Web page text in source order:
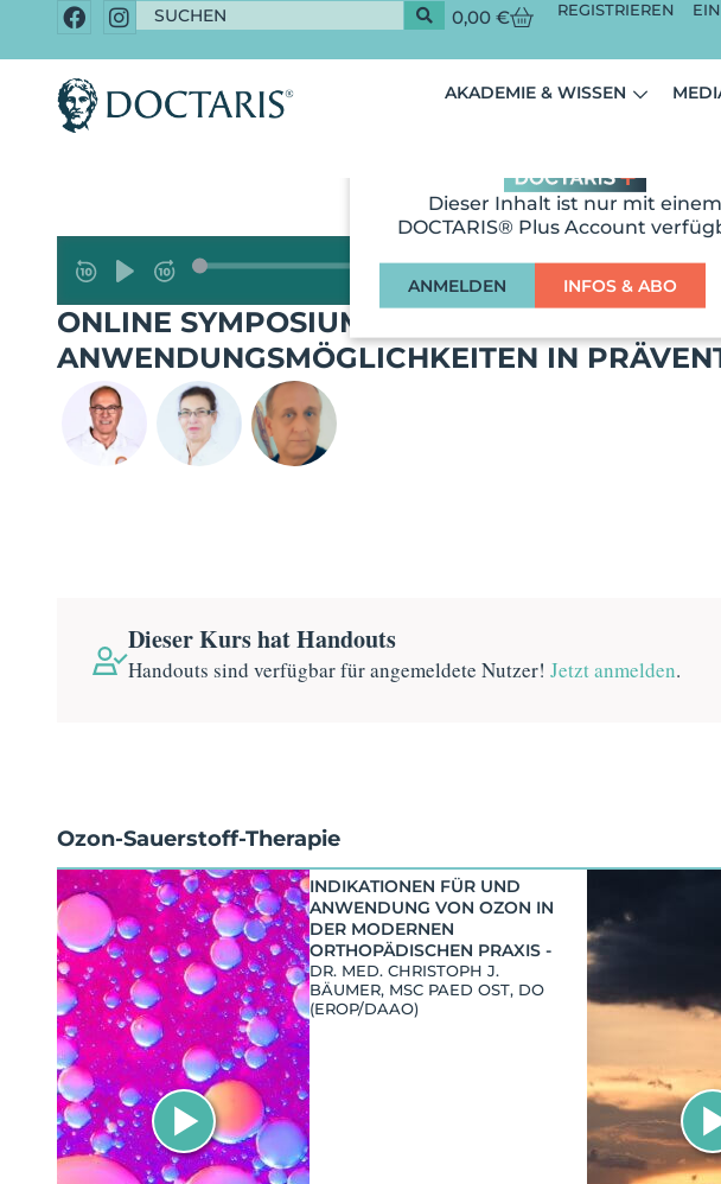
0,00€ REGISTRIEREN
AKADEMIE & WISSEN
Dieser Inhalt ist nur mit einem
DOCTARIS® Plus Account
ANMELDEN INFOS & ABO
ONLINE SYMPOSIUM OZONTHERAPIE –
ANWENDUNGSMÖGLICHKEITEN IN
Dieser Kurs hat Handouts
Handouts sind verfügbar für angemeldete Nutzer!Jetzt anmelden.
Ozon-Sauerstoff-Therapie
INDIKATIONEN FÜR UND
ANWENDUNG VON OZON IN
DER MODERNEN
ORTHOPÄDISCHEN PRAXIS -
DR. MED. CHRISTOPH J.
BÄUMER, MSC PAED OST, DO
(EROP/DAAO)